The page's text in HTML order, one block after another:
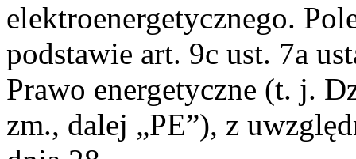
elektroenergetycznego.
podstawie art. 9c ust. 7a
Prawo energetyczne (t. j.
zm., dalej „PE”), z